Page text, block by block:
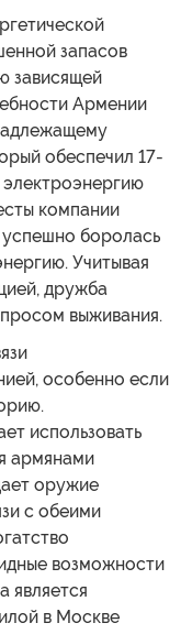
запасов
зависящей
Армении
обеспечил 17-
компании
боролась
Учитывая
дружба
выживания.
особенно если
использовать
армянами
оружие
с обеими
возможности
является
в Москве